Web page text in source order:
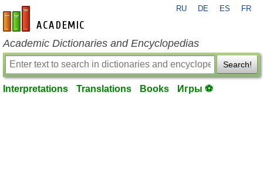
en-academic.com
RU DE ES FR
Academic Dictionaries and Encyclopedias
Search!
Interpretations Translations Books Игры ⚽